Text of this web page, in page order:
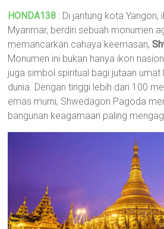
HONDA138 : Di jantung kota
Myanmar, berdiri sebuah monumen
memancarkan cahaya keemasan,
Monumen ini bukan hanya ikon
juga simbol spiritual bagi jutaan umat
dunia. Dengan tinggi lebih dari 100
emas murni, Shwedagon Pagoda
bangunan keagamaan paling